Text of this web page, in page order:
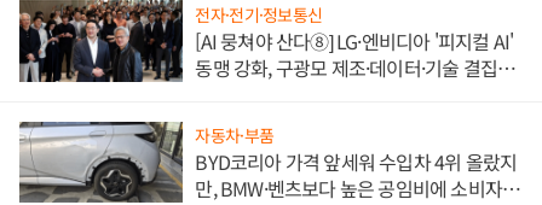
전자·전기·정보통신
[AI 뭉쳐야 산다⑧] LG·엔비디아 '피지컬 AI'
동맹 강화, 구광모 제조·데이터·기술 결집
자동차·부품
BYD코리아 가격 앞세워 수입차 4위 올랐지
만, BMW·벤츠보다 높은 공임비에 소비자